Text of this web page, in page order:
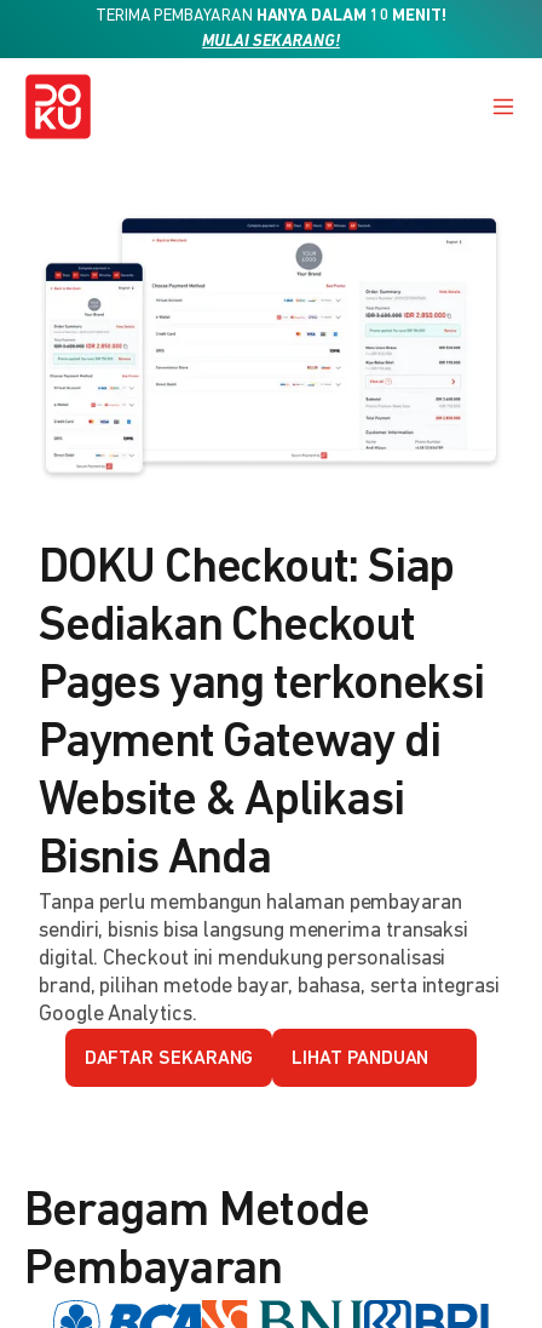
TERIMA PEMBAYARAN HANYA DALAM 10 MENIT!
MULAI SEKARANG!
DOKU Checkout: Siap
Sediakan Checkout
Pages yang terkoneksi
Payment Gateway di
Website & Aplikasi
Bisnis Anda
Tanpa perlu membangun halaman pembayaran
sendiri, bisnis bisa langsung menerima transaksi
digital. Checkout ini mendukung personalisasi
brand, pilihan metode bayar, bahasa, serta integrasi
Google Analytics.
DAFTAR SEKARANG LIHAT PANDUAN
Beragam Metode
Pembayaran